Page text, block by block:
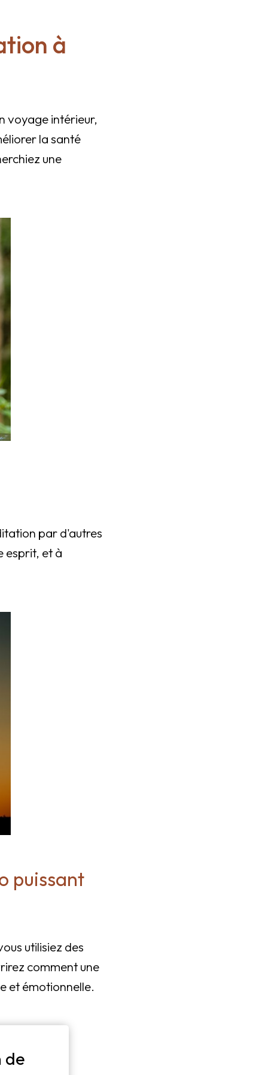
à
voyage intérieur,
la santé
une
par d'autres
esprit, et à
puissant
utilisiez des
comment une
et émotionnelle.
de